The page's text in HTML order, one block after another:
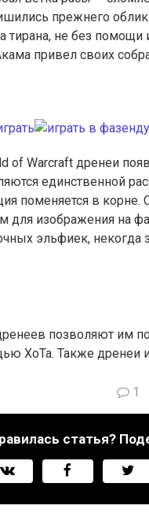
прежнего
тирана, не без
привел своих
of Warcraft дренеи
единственной
поменяется в корне.
изображения на
эльфиек, некогда
позволяют им
ХоТа. Также
1
статья?